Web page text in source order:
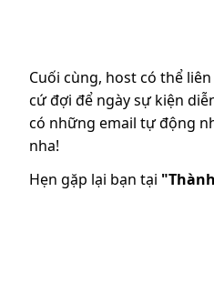
Cuối cùng, host có thể
cứ đợi để ngày sự kiện
có những email tự động
nha!
Hẹn gặp lại bạn tại